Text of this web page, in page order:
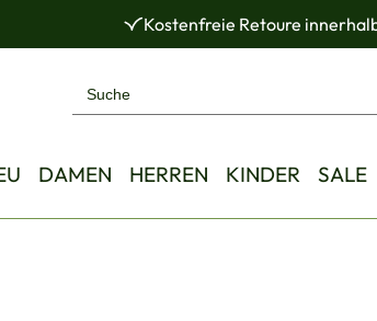
Kostenfreie Retoure
DAMEN HERREN KINDER SALE